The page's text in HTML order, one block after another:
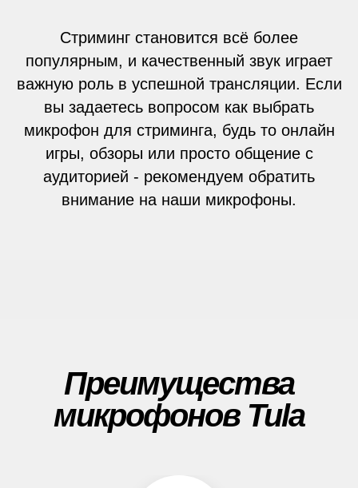
Стриминг становится всё более
популярным, и качественный звук играет
важную роль в успешной трансляции. Если
вы задаетесь вопросом как выбрать
микрофон для стриминга, будь то онлайн
игры, обзоры или просто общение с
аудиторией - рекомендуем обратить
внимание на наши микрофоны.
Преимущества
микрофонов Tula